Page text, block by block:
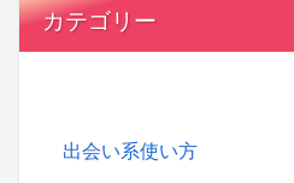
カテゴリー
出会い系使い方